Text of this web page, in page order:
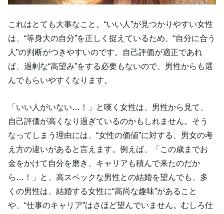
これはとても大事なこと。“いい人”が見つかりやすい女性
は、“等身大の自分”を正しく捉えているため、“自分に合う
人”の判断がつきやすいのです。自己評価が適正であれ
ば、過剰な“高望み”をする必要もないので、男性からも選
んでもらいやすくなります。
「いい人がいない…！」と嘆く女性は、男性から見て、
自己評価が高くなり過ぎているのかもしれません。そう
なってしまう理由には、“女性の価値”に対する、男女の考
え方の違いがあると言えます。例えば、「この歳までお
金をかけて自分を磨き、キャリアも積んで来たのだか
ら…！」と、高スペックな男性との結婚を望んでも、多
くの男性は、結婚する女性に“高尚な趣味”があること
や、“仕事のキャリア”はさほど望んでいません。むしろ仕